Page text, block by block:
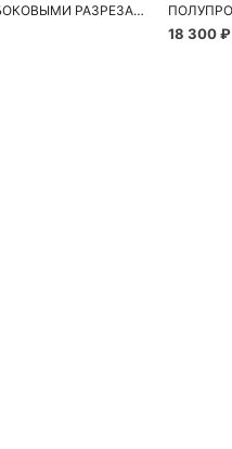
КАПРИ С БОКОВЫМИ РАЗРЕЗАМИ
18 300 ₽